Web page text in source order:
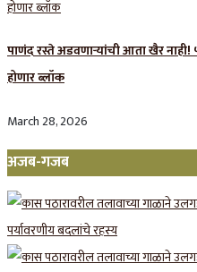
पाणंद रस्ते अडवणाऱ्यांची आता खैर नाही!
होणार ब्लॉक
March 28, 2026
अजब-गजब